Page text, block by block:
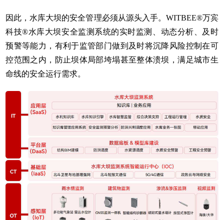
因此，水库大坝的安全管理必须从源头入手。WITBEE®万宾
科技®水库大坝安全监测系统的实时监测、动态分析、及时
预警等能力，有利于监管部门做到及时将沉降风险控制在可
控范围之内，防止坝体局部垮塌甚至整体溃坝，满足城市生
命线的安全运行需求。